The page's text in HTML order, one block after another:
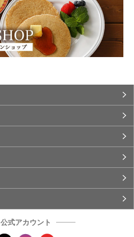
公式アカウント